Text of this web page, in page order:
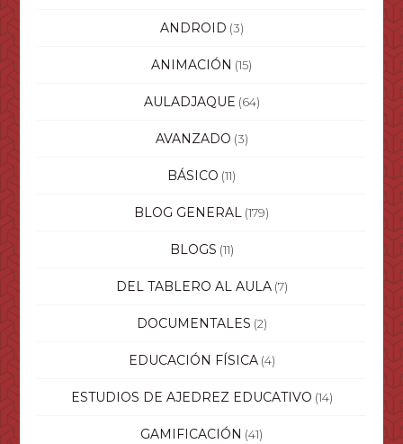
ANDROID (3)
ANIMACIÓN (15)
AULADJAQUE (64)
AVANZADO (3)
BÁSICO (11)
BLOG GENERAL (179)
BLOGS (11)
DEL TABLERO AL AULA(7)
DOCUMENTALES (2)
EDUCACIÓN FÍSICA(4)
ESTUDIOS DE AJEDREZ EDUCATIVO (14)
GAMIFICACIÓN (41)